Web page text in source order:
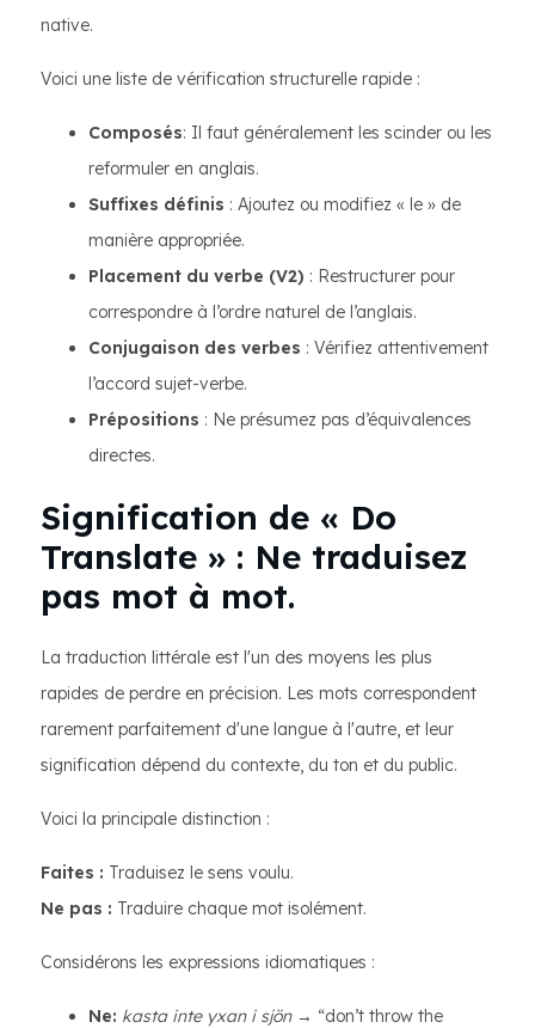
native.
Voici une liste de vérification structurelle rapide :
Composés: Il faut généralement les scinder ou les
reformuler en anglais.
Suffixes définis : Ajoutez ou modifiez « le » de
manière appropriée.
Placement du verbe (V2) : Restructurer pour
correspondre à l’ordre naturel de l’anglais.
Conjugaison des verbes : Vérifiez attentivement
l’accord sujet-verbe.
Prépositions : Ne présumez pas d’équivalences
directes.
Signification de « Do
Translate » : Ne traduisez
pas mot à mot.
La traduction littérale est l'un des moyens les plus
rapides de perdre en précision. Les mots correspondent
rarement parfaitement d'une langue à l'autre, et leur
signification dépend du contexte, du ton et du public.
Voici la principale distinction :
Faites : Traduisez le sens voulu.
Ne pas : Traduire chaque mot isolément.
Considérons les expressions idiomatiques :
Ne: kasta inte yxan i sjön→ “don’t throw the